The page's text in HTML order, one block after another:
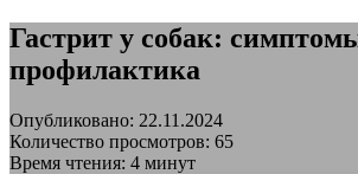
Гастрит у собак:
профилактика
Опубликовано: 22.11.2024
Количество просмотров: 65
Время чтения: 4 минут